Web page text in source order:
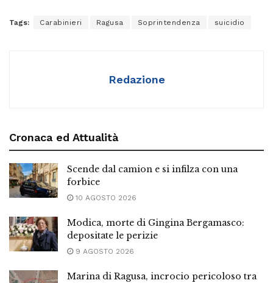
Tags: Carabinieri Ragusa Soprintendenza suicidio
Redazione
Cronaca ed Attualità
Scende dal camion e si infilza con una
forbice
10 AGOSTO 2026
Modica, morte di Gingina Bergamasco:
depositate le perizie
9 AGOSTO 2026
Marina di Ragusa, incrocio pericoloso tra